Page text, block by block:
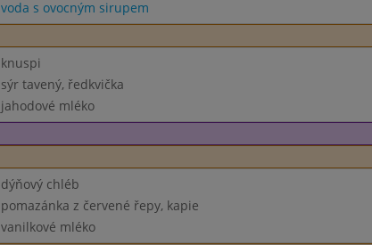
voda s ovocným sirupem
knuspi
sýr tavený, ředkvička
jahodové mléko
dýňový chléb
pomazánka z červené řepy, kapie
vanilkové mléko